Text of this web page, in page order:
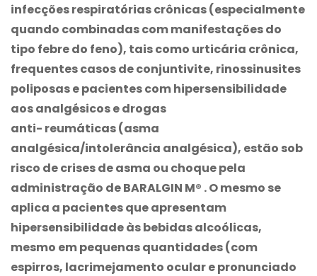
infecções respiratórias crônicas (especialmente
quando combinadas com manifestações do
tipo febre do feno), tais como urticária crônica,
frequentes casos de conjuntivite, rinossinusites
poliposas e pacientes com hipersensibilidade
aos analgésicos e drogas
anti- reumáticas (asma
analgésica/intolerância analgésica), estão sob
risco de crises de asma ou choque pela
administração deBARALGIN M® . O mesmo se
aplica a pacientes que apresentam
hipersensibilidade às bebidas alcoólicas,
mesmo em pequenas quantidades (com
espirros, lacrimejamento ocular e pronunciado